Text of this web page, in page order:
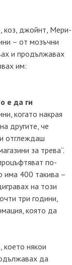
коз, джойнт, Мери-
– от мозъчни
и продължавах
им:
е да ги
когато накрая
другите, че
отглеждаш
за трева”.
по-
има 400 такива –
на този
три години,
която да
което някои
да